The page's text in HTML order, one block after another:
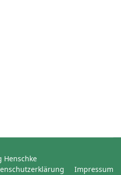
Henschke
Impressum